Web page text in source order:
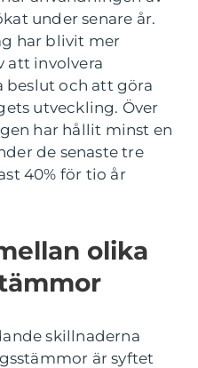
under senare år.
har blivit mer
att involvera
beslut och att göra
utveckling. Över
har hållit minst en
de senaste tre
40% för tio år
olika
skillnaderna
är syftet